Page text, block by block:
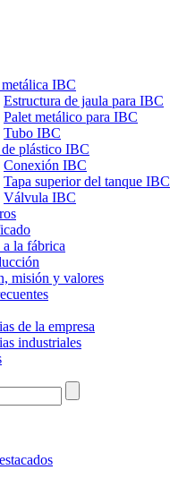
metálica IBC
Estructura de jaula para IBC
Palet metálico para IBC
Tubo IBC
de plástico IBC
Conexión IBC
Tapa superior del tanque IBC
Válvula IBC
la fábrica
misión y valores
de la empresa
industriales